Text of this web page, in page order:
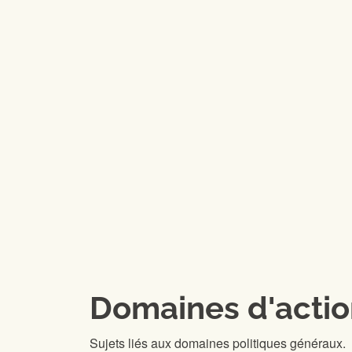
Domaines
Sujets liés aux domaines politiques généraux.